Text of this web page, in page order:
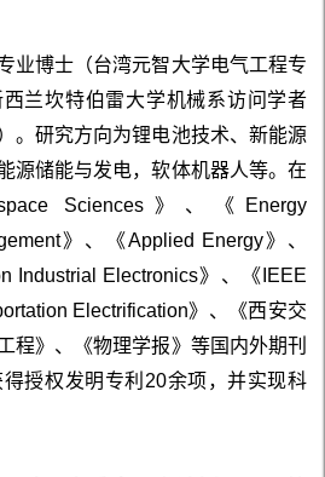
业博士（台湾元智大学电气工程专
兰坎特伯雷大学机械系访问学者
。研究方向为锂电池技术、新能源
源储能与发电，软体机器人等。在
Sciences》、《Energy
》、
《Applied Energy》 、
Industrial Electronics》、《 IEEE
Electrification》、《西安交
程》、《物理学报》等国内外期刊
得授权发明专利20余项，并实现科